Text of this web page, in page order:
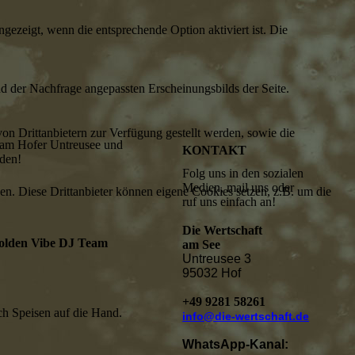
Hofer Untreusee und
Vibe DJ Team
Speisen auf die Hand.
KONTAKT
Folg uns in den sozialen
Medien, mail uns oder
ruf uns einfach an!
Die Wertschaft
am See
Untreusee 3
95032 Hof
+49 9281 58261
info@die-wertschaft.de
WhatsApp-Kanal:
wenn die entsprechende Option aktiviert ist. Die
Nachfrage angepassten Erscheinungsbilds der Seite.
Drittanbietern zur Verfügung gestellt werden, sowie die
Diese Drittanbieter können eigene Cookies setzen, z.B. um die